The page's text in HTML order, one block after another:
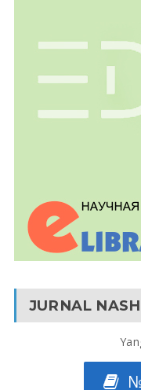
JURNAL